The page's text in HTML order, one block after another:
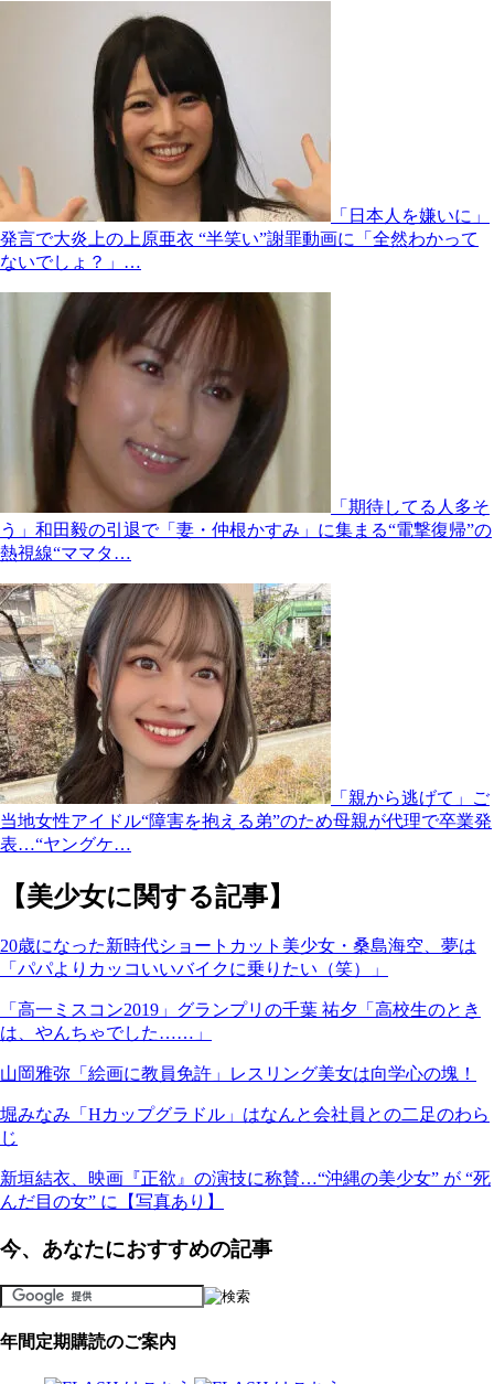
「日本人を嫌いに」
発言で大炎上の上原亜衣 “半笑い”謝罪動画に「全然わかって
ないでしょ？」…
「期待してる人多そ
う」和田毅の引退で「妻・仲根かすみ」に集まる“電撃復帰”の
熱視線“ママタ…
「親から逃げて」ご
当地女性アイドル“障害を抱える弟”のため母親が代理で卒業発
表…“ヤングケ…
【美少女に関する記事】
20歳になった新時代ショートカット美少女・桑島海空、夢は
「パパよりカッコいいバイクに乗りたい（笑）」
「高一ミスコン2019」グランプリの千葉 祐夕「高校生のとき
は、やんちゃでした……」
山岡雅弥「絵画に教員免許」レスリング美女は向学心の塊！
堀みなみ「Hカップグラドル」はなんと会社員との二足のわら
じ
新垣結衣、映画『正欲』の演技に称賛…“沖縄の美少女” が “死
んだ目の女” に【写真あり】
今、あなたにおすすめの記事
年間定期購読のご案内